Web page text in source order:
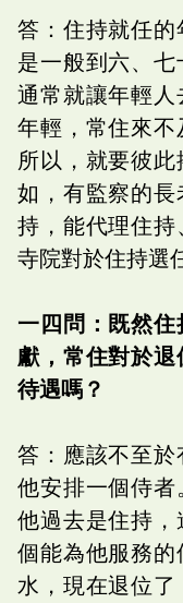
答：住持就任的
是一般到六、七
通常就讓年輕
年輕，常住來不
所以，就要彼
如，有監察的
持，能代理住持
寺院對於住持選
一四問：既然
獻，常住對於
待遇嗎？
答：應該不至
他安排一個侍者
他過去是住持
個能為他服務
水，現在退位